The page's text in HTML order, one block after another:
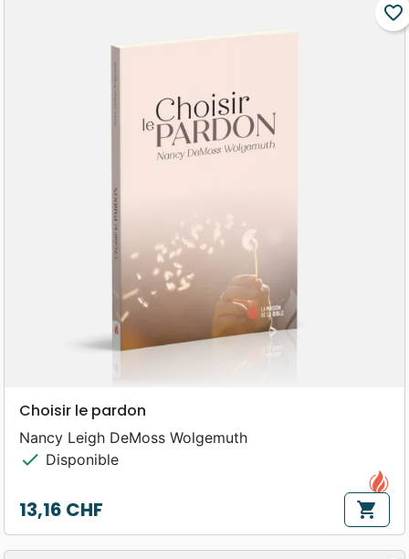
favorite_border
Choisir le pardon
Nancy Leigh DeMoss Wolgemuth
check Disponible
Prix
13,16 CHF shopping_cart